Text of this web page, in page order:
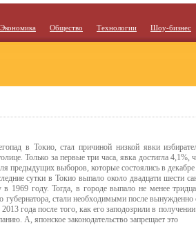
Экономика Общество Технологии Шоу-бизнес
в Токио, стал причиной низкой явки
Только за первые три часа, явка достигла
предыдущих выборов, которые состоялись в декабре
сутки в Токио выпало около двадцати шести
в 1969 году. Тогда, в городе выпало не менее
губернатора, стали необходимыми после
2013 года после того, как его заподозрили в
А, японское законодательство запрещает это